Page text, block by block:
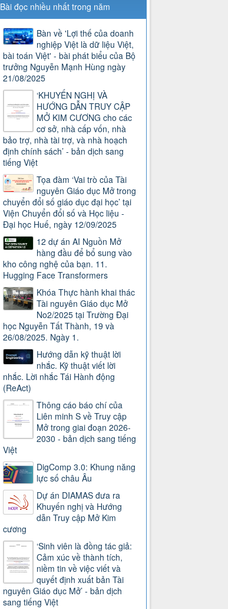
Bài đọc nhiều nhất trong năm
Bàn về 'Lợi thế của doanh
nghiệp Việt là dữ liệu Việt,
bài toán Việt' - bài phát biểu của Bộ
trưởng Nguyễn Mạnh Hùng ngày
21/08/2025
‘KHUYẾN NGHỊ VÀ
HƯỚNG DẪN TRUY CẬP
MỞ KIM CƯƠNG cho các
cơ sở, nhà cấp vốn, nhà
bảo trợ, nhà tài trợ, và nhà hoạch
định chính sách’ - bản dịch sang
tiếng Việt
Tọa đàm ‘Vai trò của Tài
nguyên Giáo dục Mở trong
chuyển đổi số giáo dục đại học’ tại
Viện Chuyển đổi số và Học liệu -
Đại học Huế, ngày 12/09/2025
12 dự án AI Nguồn Mở
hàng đầu để bổ sung vào
kho công nghệ của bạn. 11.
Hugging Face Transformers
Khóa Thực hành khai thác
Tài nguyên Giáo dục Mở
No2/2025 tại Trường Đại
học Nguyễn Tất Thành, 19 và
26/08/2025. Ngày 1.
Hướng dẫn kỹ thuật lời
nhắc. Kỹ thuật viết lời
nhắc. Lời nhắc Tái Hành động
(ReAct)
Thông cáo báo chí của
Liên minh S về Truy cập
Mở trong giai đoạn 2026-
2030 - bản dịch sang tiếng
Việt
DigComp 3.0: Khung năng
lực số châu Âu
Dự án DIAMAS đưa ra
Khuyến nghị và Hướng
dẫn Truy cập Mở Kim
cương
‘Sinh viên là đồng tác giả:
Cảm xúc về thành tích,
niềm tin về việc viết và
quyết định xuất bản Tài
nguyên Giáo dục Mở’ - bản dịch
sang tiếng Việt